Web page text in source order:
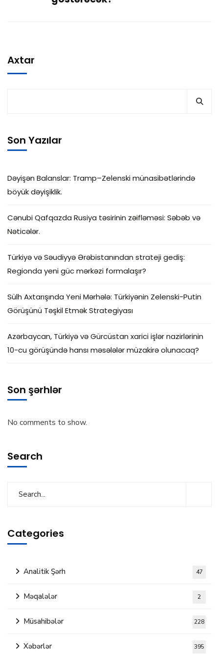
Axtar
Son Yazılar
Dəyişən Balanslar: Tramp–Zelenski münasibətlərində
böyük dəyişiklik.
Cənubi Qafqazda Rusiya təsirinin zəifləməsi: Səbəb və
Nəticələr.
Türkiyə və Səudiyyə Ərəbistanından strateji gediş:
Regionda yeni güc mərkəzi formalaşır?
Sülh Axtarışında Yeni Mərhələ: Türkiyənin Zelenski-Putin
Görüşünü Təşkil Etmək Strategiyası
Azərbaycan, Türkiyə və Gürcüstan xarici işlər nazirlərinin
10-cu görüşündə hansı məsələlər müzakirə olunacaq?
Son şərhlər
No comments to show.
Search
Categories
Analitik Şərh 47
Məqalələr 2
Müsahibələr 228
Xəbərlər 395